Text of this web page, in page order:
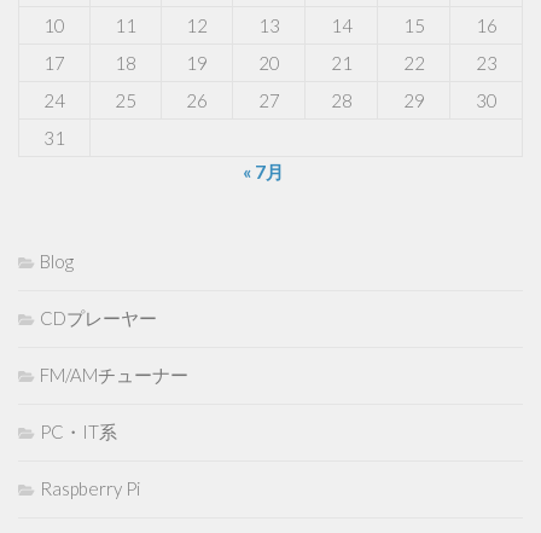
10
11 12 13 14 15
16
17
18 19 20 21 22
23
24
25 26 27 28 29
30
31
« 7月
Blog
CDプレーヤー
FM/AMチューナー
PC・IT系
Raspberry Pi